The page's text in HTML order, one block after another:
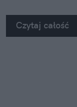
Czytaj całość